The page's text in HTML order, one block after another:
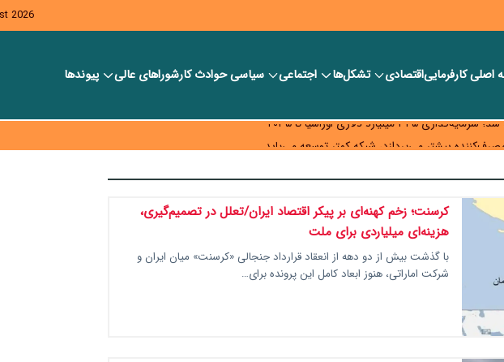
2026
اصلیکارفرماییاقتصادی تشکل‌ها اجتماعی سیاسیحوادث کارشورا‎های عالی پیوندها
نباشند؛ خرید دینار در بانک‌ها و صرافی‌ها
دلاری اوراسیا تا ۲۰۳۵
بیشتر می‌پردازد، شبکه کمتر توسعه می‌یابد
نقدینگی؛ نقش جدید سیاست‌های مالیاتی در حمایت از تولید
کرسنت؛ زخم کهنه‌ای بر پیکر اقتصاد ایران/تعلل در تصمیم‌گیری،
هزینه‌ای میلیاردی برای ملت
با گذشت بیش از دو دهه از انعقاد قرارداد جنجالی «کرسنت» میان ایران و
شرکت اماراتی، هنوز ابعاد کامل این پرونده برای…